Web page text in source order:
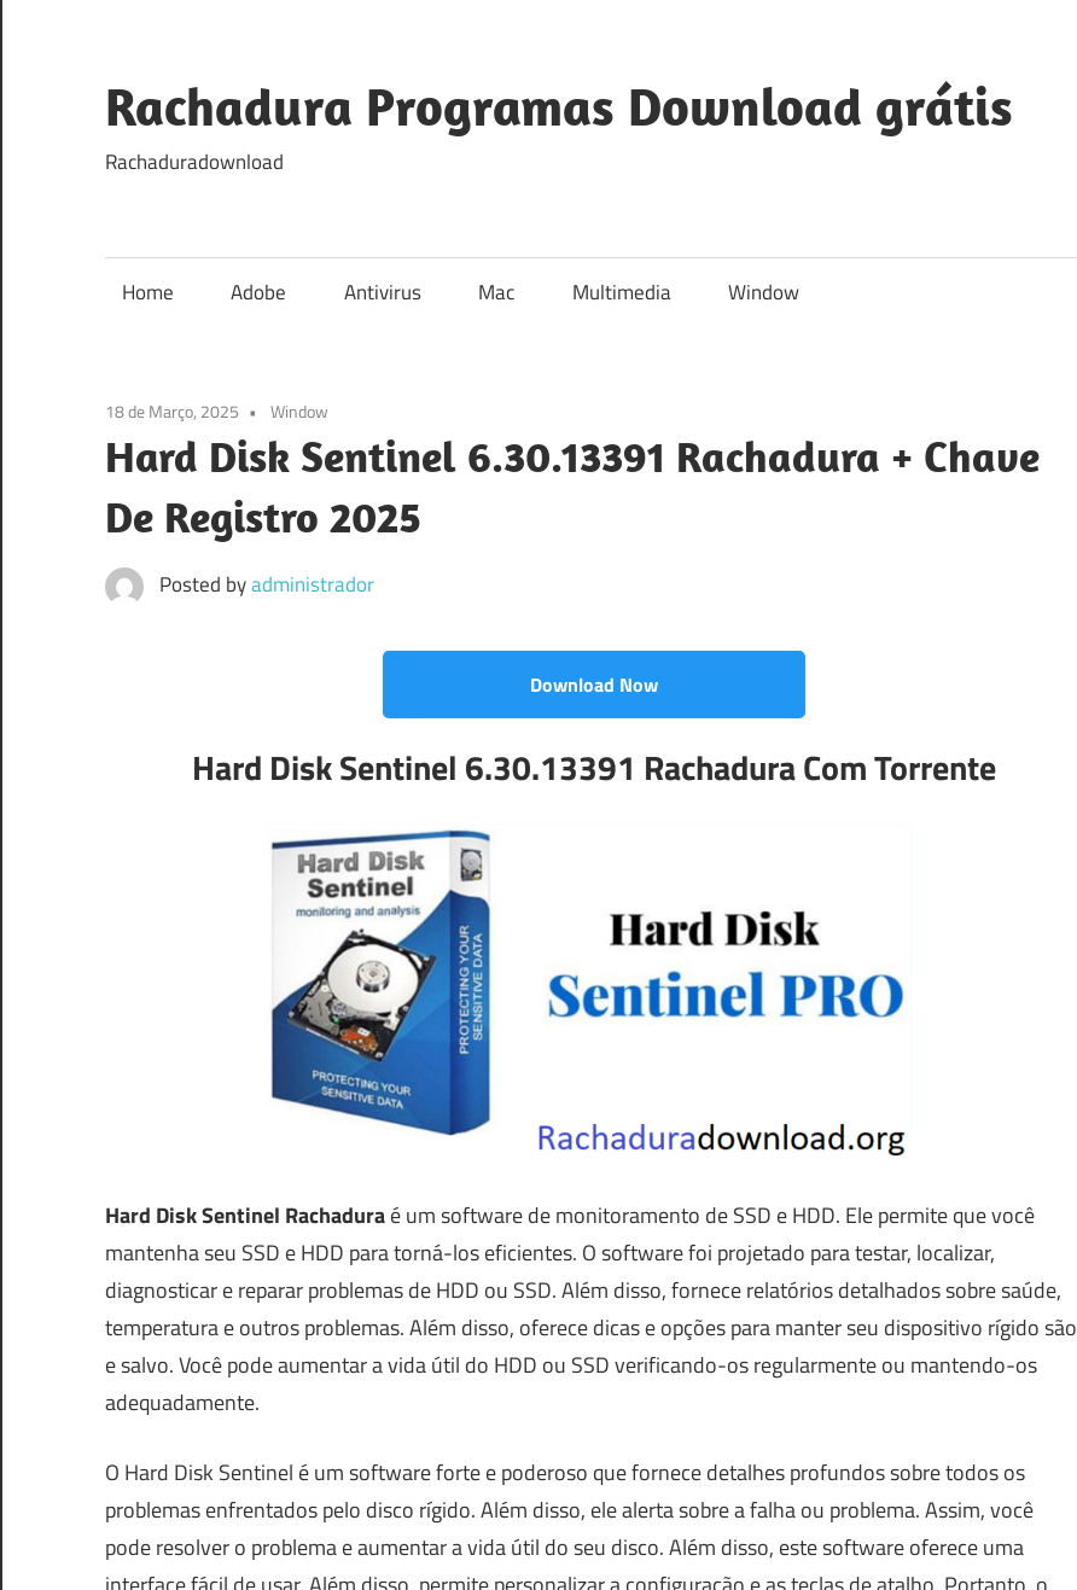
content
Rachadura Programas Download grátis
Rachaduradownload
Home Adobe Antivirus Mac Multimedia Window
18 de Março, 2025 Window
Hard Disk Sentinel 6.30.13391 Rachadura + Chave
De Registro 2025
Posted byadministrador
Download Now
Hard Disk Sentinel 6.30.13391 Rachadura Com Torrente
Hard Disk Sentinel Rachaduraé um software de monitoramento de SSD e HDD. Ele permite que você
mantenha seu SSD e HDD para torná-los eficientes. O software foi projetado para testar, localizar,
diagnosticar e reparar problemas de HDD ou SSD. Além disso, fornece relatórios detalhados sobre saúde,
temperatura e outros problemas. Além disso, oferece dicas e opções para manter seu dispositivo rígido são
e salvo. Você pode aumentar a vida útil do HDD ou SSD verificando-os regularmente ou mantendo-os
adequadamente.
O Hard Disk Sentinel é um software forte e poderoso que fornece detalhes profundos sobre todos os
problemas enfrentados pelo disco rígido. Além disso, ele alerta sobre a falha ou problema. Assim, você
pode resolver o problema e aumentar a vida útil do seu disco. Além disso, este software oferece uma